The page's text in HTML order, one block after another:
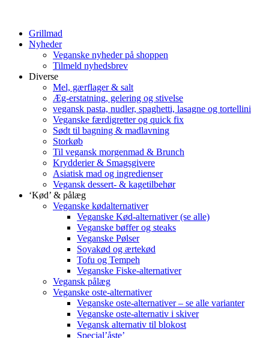
Grillmad
Nyheder
Veganske nyheder på shoppen
Tilmeld nyhedsbrev
Diverse
Mel, gærflager & salt
Æg-erstatning, gelering og stivelse
vegansk pasta, nudler, spaghetti, lasagne og tortellini
Veganske færdigretter og quick fix
Sødt til bagning & madlavning
Storkøb
Til vegansk morgenmad & Brunch
Krydderier & Smagsgivere
Asiatisk mad og ingredienser
Vegansk dessert- & kagetilbehør
‘Kød’ & pålæg
Veganske kødalternativer
Veganske Kød-alternativer (se alle)
Veganske bøffer og steaks
Veganske Pølser
Soyakød og ærtekød
Tofu og Tempeh
Veganske Fiske-alternativer
Vegansk pålæg
Veganske oste-alternativer
Veganske oste-alternativer – se alle varianter
Veganske oste-alternativ i skiver
Vegansk alternativ til blokost
Special’åste’